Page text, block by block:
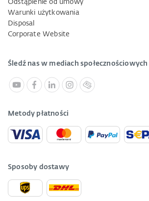
Odstąpienie od umowy
Warunki użytkowania
Disposal
Corporate Website
Śledź nas w mediach społecznościowych
Metody płatności
Sposoby dostawy